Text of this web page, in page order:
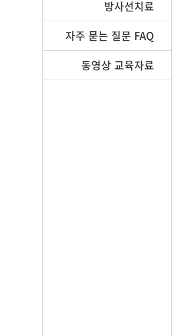
방사선치료
자주 묻는 질문 FAQ
동영상 교육자료